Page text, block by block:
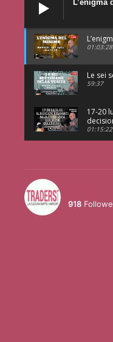
L’enigma
01:03:28
Le sei
59:37
17-20
01:15:22
918